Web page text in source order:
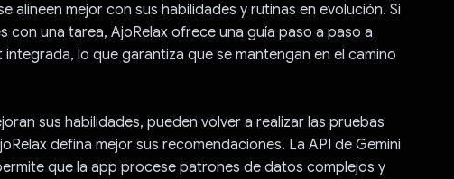
alineen mejor con sus habilidades y rutinas en evolución. Si
con una tarea, AjoRelax ofrece una guía paso a paso a
lo que garantiza que se mantengan en el camino
sus habilidades, pueden volver a realizar las pruebas
defina mejor sus recomendaciones. La API de Gemini
que la app procese patrones de datos complejos y